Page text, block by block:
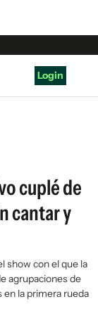
Login
cuplé de
cantar y
show con el que la
agrupaciones de
la primera rueda